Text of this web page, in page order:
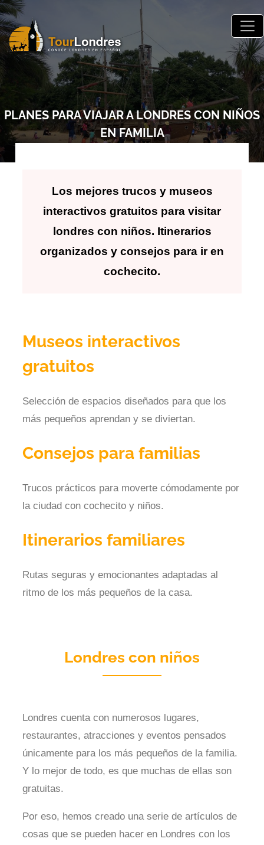
Skip to main content
PLANES PARA VIAJAR A LONDRES CON NIÑOS
EN FAMILIA
Los mejores trucos y museos
interactivos gratuitos para visitar
londres con niños. Itinerarios
organizados y consejos para ir en
cochecito.
Museos interactivos
gratuitos
Selección de espacios diseñados para que los
más pequeños aprendan y se diviertan.
Consejos para familias
Trucos prácticos para moverte cómodamente por
la ciudad con cochecito y niños.
Itinerarios familiares
Rutas seguras y emocionantes adaptadas al
ritmo de los más pequeños de la casa.
Londres con niños
Londres cuenta con numerosos lugares,
restaurantes, atracciones y eventos pensados
únicamente para los más pequeños de la familia.
Y lo mejor de todo, es que muchas de ellas son
gratuitas.
Por eso, hemos creado una serie de artículos de
cosas que se pueden hacer en Londres con los